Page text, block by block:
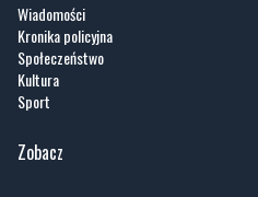
Wiadomości
Kronika policyjna
Społeczeństwo
Kultura
Sport
Zobacz